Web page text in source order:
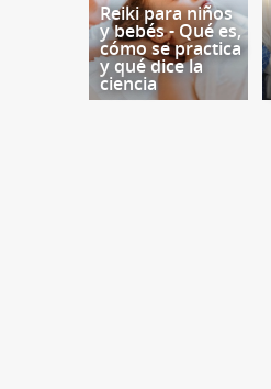
Reiki para niños
y bebés - Qué es,
cómo se practica
y qué dice la
ciencia